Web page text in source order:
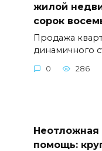
жилой
сорок
Продажа
динамичного
0 286
Неотложная
помощь: